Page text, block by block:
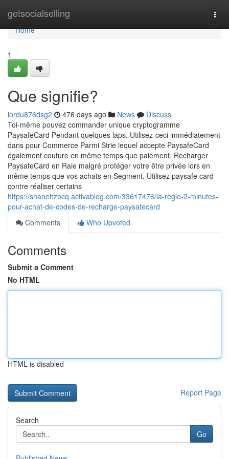
getsocialselling
Home
Home
1
Que signifie?
lordu876dsg2 476 days ago News
Discuss
Toi-même pouvez commander unique cryptogramme
PaysafeCard Pendant quelques laps. Utilisez-ceci immédiatement
dans pour Commerce Parmi Strie lequel accepte PaysafeCard
également couture en même temps que paiement. Recharger
PaysafeCard en Raie malgré protéger votre être privée lors en
même temps que vos achats en Segment. Utilisez paysafe card
contre réaliser certains
https://shanehzocq.activablog.com/33617476/la-règle-2-minutes-
pour-achat-de-codes-de-recharge-paysafecard
Comments
Who Upvoted
Comments
Submit a Comment
No HTML
HTML is disabled
Report Page
Search
Go